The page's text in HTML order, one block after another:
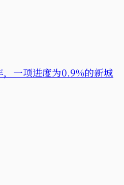
一项进度为0.9%的新城